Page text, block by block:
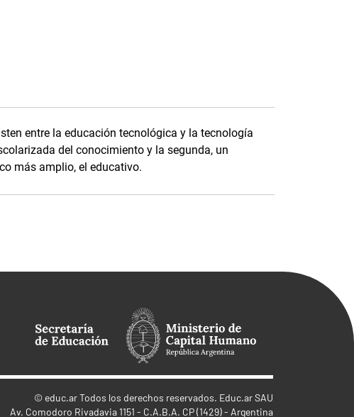
entre la educación tecnológica y la tecnología
del conocimiento y la segunda, un
más amplio, el educativo.
© educ.arTodos los derechos reservados. Educ.ar SAU
Av. Comodoro Rivadavia 1151 - C.A.B.A. CP (1429) - Argentina